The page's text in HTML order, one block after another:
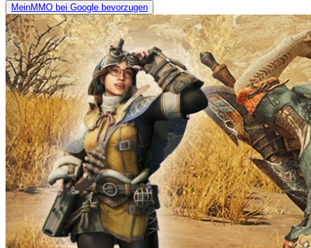
MeinMMO bei Google bevorzugen